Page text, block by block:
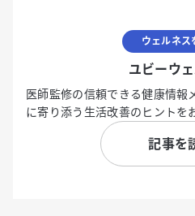
ウェルネス
ユビーウ
医師監修の信頼できる健康情報
に寄り添う生活改善のヒントを
記事を